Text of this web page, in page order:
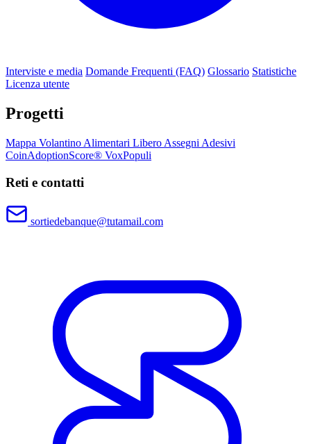
Interviste e media Domande Frequenti (FAQ) Glossario Statistiche
Licenza utente
Progetti
Mappa Volantino Alimentari Libero Assegni Adesivi
CoinAdoptionScore® VoxPopuli
Reti e contatti
sortiedebanque@tutamail.com